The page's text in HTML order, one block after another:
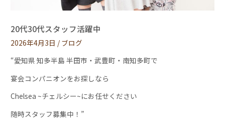
20代30代スタッフ活躍中
2026年4月3日 / ブログ
“愛知県 知多半島 半田市・武豊町・南知多町で
宴会コンパニオンをお探しなら
Chelsea ~チェルシー~にお任せください
随時スタッフ募集中！”